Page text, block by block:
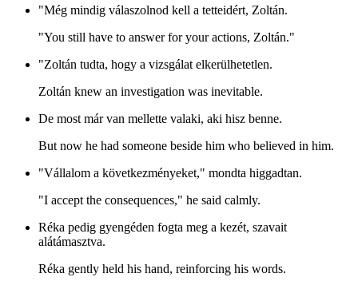
"Még mindig válaszolnod kell a tetteidért, Zoltán.
"You still have to answer for your actions, Zoltán."
"Zoltán tudta, hogy a vizsgálat elkerülhetetlen.
Zoltán knew an investigation was inevitable.
De most már van mellette valaki, aki hisz benne.
But now he had someone beside him who believed in him.
"Vállalom a következményeket," mondta higgadtan.
"I accept the consequences," he said calmly.
Réka pedig gyengéden fogta meg a kezét, szavait
alátámasztva.
Réka gently held his hand, reinforcing his words.